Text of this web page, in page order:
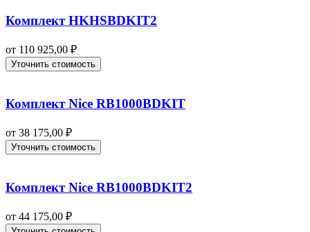
Комплект HKHSBDKIT2
от 110 925,00 ₽
Уточнить стоимость
Комплект Nice RB1000BDKIT
от 38 175,00 ₽
Уточнить стоимость
Комплект Nice RB1000BDKIT2
от 44 175,00 ₽